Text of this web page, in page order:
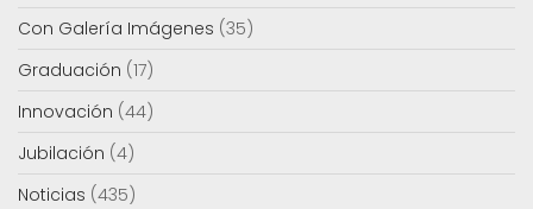
Con Galería Imágenes (35)
Graduación (17)
Innovación (44)
Jubilación (4)
Noticias (435)